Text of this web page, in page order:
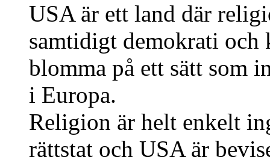
USA är ett land där
samtidigt demokrati
blomma på ett sätt som
i Europa.
Religion är helt enkelt
rättstat och USA är